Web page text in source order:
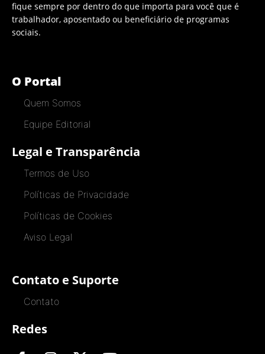
fique sempre por dentro do que importa para você que é
trabalhador, aposentado ou beneficiário de programas
sociais.
O Portal
Quem Somos
Equipe Editorial
Legal e Transparência
Termos de Uso
Políticas de Privacidade
Políticas de Cookies
Aviso Legal
Contato e Suporte
Contato
Redes